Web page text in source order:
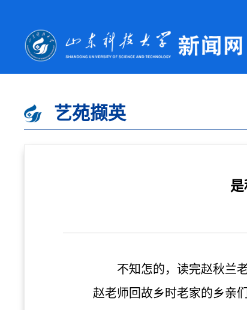
艺苑撷英
不知怎的，读完赵秋兰
赵老师回故乡时老家的乡亲